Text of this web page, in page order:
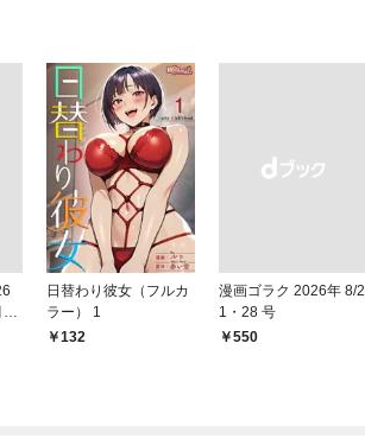
日替わり彼女（フルカ
ラー） 1
132
漫画ゴラク 2026年 8/2
1・28 号
￥550